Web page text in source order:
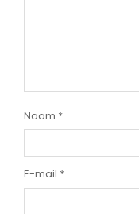
Naam *
E-mail *